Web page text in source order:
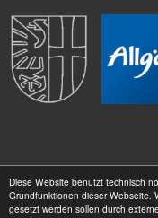
Diese Website benutzt technisch
Grundfunktionen dieser Webseite.
gesetzt werden sollen durch